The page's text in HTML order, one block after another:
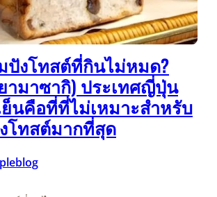
ปังโทสต์ที่กินไม่หมด?
ยามาซากิ) ประเทศญี่ปุ่น
ย็นคือที่ที่ไม่เหมาะสำหรับ
โทสต์มากที่สุด